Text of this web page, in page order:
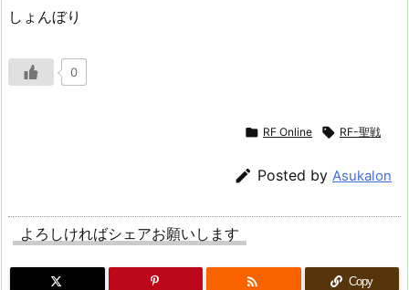
しょんぼり
0
 RF Online  RF-聖戦
 Posted by Asukalon
よろしければシェアお願いします
 Copy